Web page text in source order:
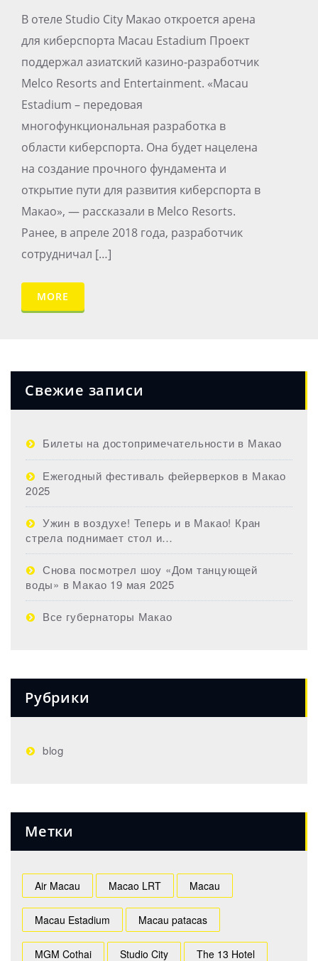
В отеле Studio City Макао откроется арена
для киберспорта Macau Estadium Проект
поддержал азиатский казино-разработчик
Melco Resorts and Entertainment. «Macau
Estadium – передовая
многофункциональная разработка в
области киберспорта. Она будет нацелена
на создание прочного фундамента и
открытие пути для развития киберспорта в
Макао», — рассказали в Melco Resorts.
Ранее, в апреле 2018 года, разработчик
сотрудничал […]
MORE
Свежие записи
Билеты на достопримечательности в Макао
Ежегодный фестиваль фейерверков в Макао
2025
Ужин в воздухе! Теперь и в Макао! Кран
стрела поднимает стол и…
Снова посмотрел шоу «Дом танцующей
воды» в Макао 19 мая 2025
Все губернаторы Макао
Рубрики
blog
Метки
Air Macau Macao LRT Macau
Macau Estadium Macau patacas
MGM Cothai Studio City The 13 Hotel